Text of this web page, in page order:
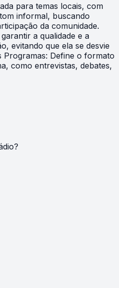
para temas locais, com
informal, buscando
da comunidade.
a qualidade e a
evitando que ela se desvie
Programas: Define o formato
como entrevistas, debates,